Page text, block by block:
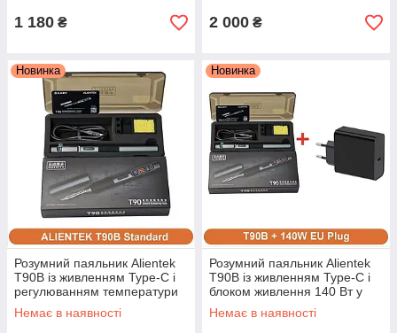
1 180 ₴ 2 000 ₴
Новинка
Розумний паяльник Alientek
T90B із живленням Type-C і
регулюванням температури
80–450°C
Немає в наявності
Новинка
Розумний паяльник Alientek
T90B із живленням Type-C і
блоком живлення 140 Вт у
комплекті
Немає в наявності